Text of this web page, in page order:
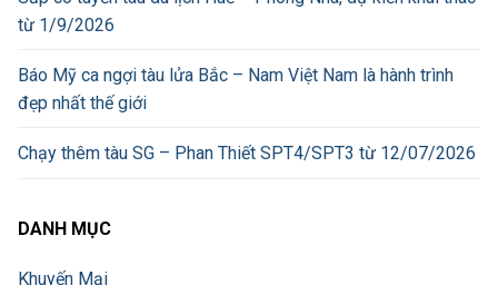
từ 1/9/2026
Báo Mỹ ca ngợi tàu lửa Bắc – Nam Việt Nam là hành trình
đẹp nhất thế giới
Chạy thêm tàu SG – Phan Thiết SPT4/SPT3 từ 12/07/2026
DANH MỤC
Khuyến Mại